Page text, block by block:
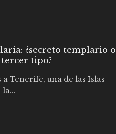
¿secreto templario o
tipo?
Tenerife, una de las Islas